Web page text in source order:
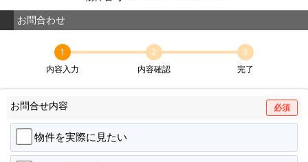
お問合わせ
1
内容入力
2
内容確認
3
完了
お問合せ内容 必須
物件を実際に見たい